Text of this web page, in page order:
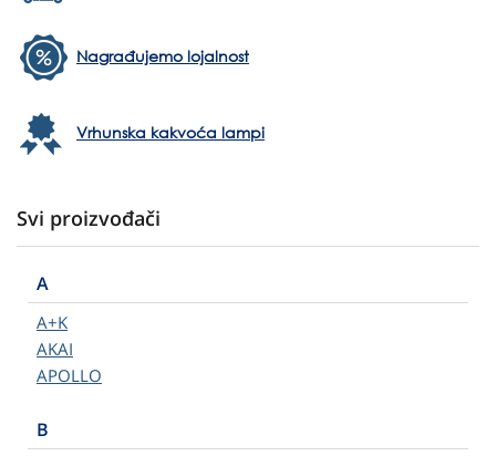
Nagrađujemo lojalnost
Vrhunska kakvoća lampi
Svi proizvođači
A
A+K
AKAI
APOLLO
B